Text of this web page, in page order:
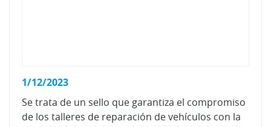
1/12/2023
Se trata de un sello que garantiza el compromiso
de los talleres de reparación de vehículos con la